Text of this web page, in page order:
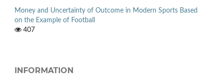
Money and Uncertainty of Outcome in Modern Sports Based
on the Example of Football
407
INFORMATION